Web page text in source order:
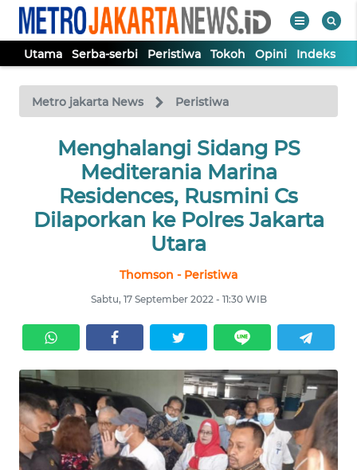
Utama Serba-serbi Peristiwa Tokoh Opini Indeks
Metro jakarta News Peristiwa
Menghalangi Sidang PS
Mediterania Marina
Residences, Rusmini Cs
Dilaporkan ke Polres Jakarta
Utara
Thomson - Peristiwa
Sabtu, 17 September 2022 - 11:30 WIB
TV
Tutup
UTAMA
SERBA-
SERBI
OPINI
Informasi
INDEKS
BERITA